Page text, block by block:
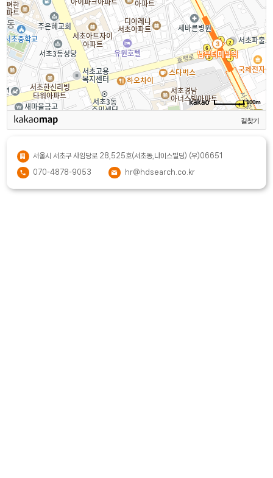
100m
길찾기
서울시 서초구 사임당로 28,525호(서초동,나이스빌딩) (우)06651
070-4878-9053 hr@hdsearch.co.kr